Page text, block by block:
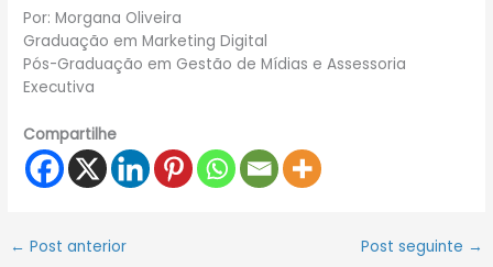
Por: Morgana Oliveira
Graduação em Marketing Digital
Pós-Graduação em Gestão de Mídias e Assessoria
Executiva
Compartilhe
← Post anterior Post seguinte →